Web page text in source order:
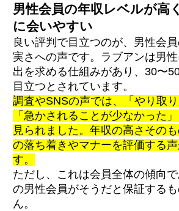
男性会員の年収レベルが高
に会いやすい
良い評判で目立つのが、男性会
実さへの声です。ラブアンは男
出を求める仕組みがあり、30〜
目立つとされています。
調査やSNSの声では、「やり取り
「急かされることが少なかった
見られました。年収の高さその
の落ち着きやマナーを評価する
す。
ただし、これは会員全体の傾向
の男性会員がそうだと保証する
ん。